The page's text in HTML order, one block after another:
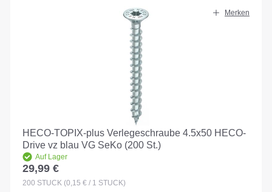
Merken
HECO-TOPIX-plus Verlegeschraube 4.5x50 HECO-
Drive vz blau VG SeKo (200 St.)
Auf Lager
Regulärer Preis:
29,99 €
200 STÜCK (0,15 € / 1 STÜCK)